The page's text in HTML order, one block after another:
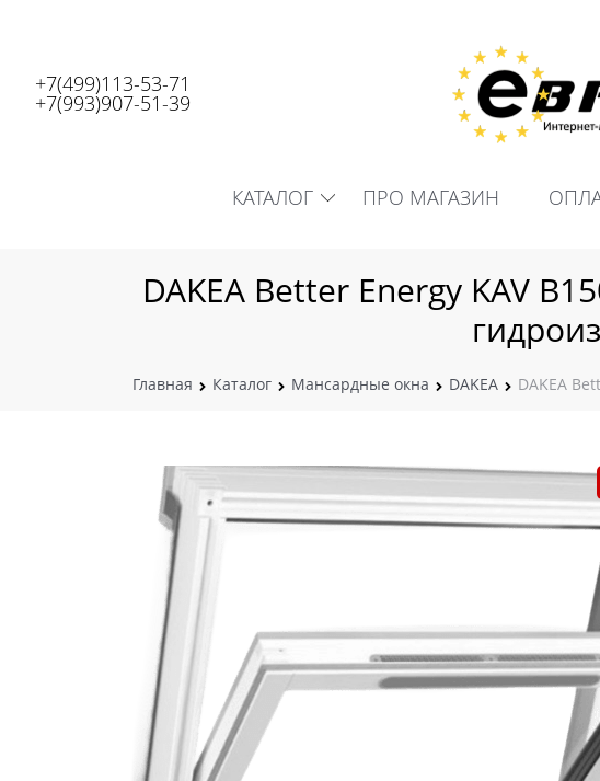
+7(499)113-53-71
+7(993)907-51-39
КАТАЛОГ ПРО МАГАЗИН
DAKEA Better Energy KAV
Главная Каталог Мансардные окна DAKEA DAKEA